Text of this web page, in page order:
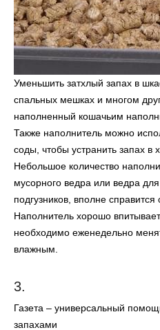
Уменьшить затхлый запах в
спальных мешках и многом
наполненный кошачьим
Также наполнитель можно
соды, чтобы устранить запах в
Небольшое количество
мусорного ведра или ведра
подгузников, вполне справится
Наполнитель хорошо
необходимо еженедельно
влажным.
3.
Газета – универсальный
запахами